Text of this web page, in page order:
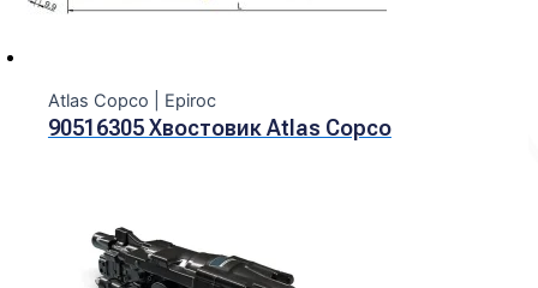
Atlas Copco | Epiroc
90516305 Хвостовик Atlas Copco